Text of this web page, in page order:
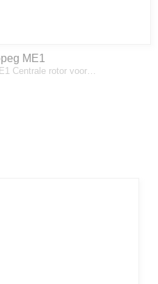
ME1
Centrale rotor voor…